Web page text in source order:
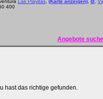
Las Playitas (Karte anzeigen) Ø
400
Angebote
hast das richtige gefunden.